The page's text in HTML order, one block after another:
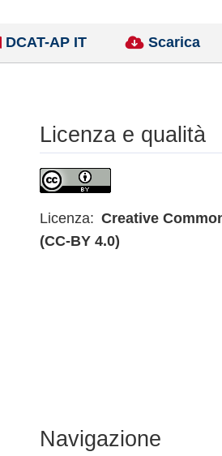
DCAT-AP IT Scarica
Licenza e qualità
Licenza: Creative
(CC-BY 4.0)
Navigazione